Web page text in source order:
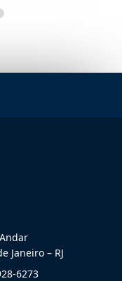
Janeiro – RJ
6273